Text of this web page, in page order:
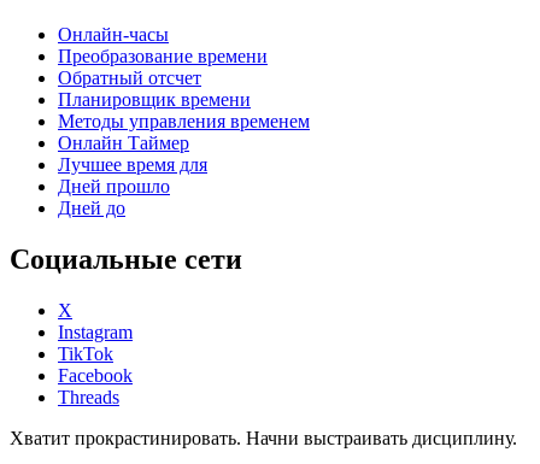
Онлайн-часы
Преобразование времени
Обратный отсчет
Планировщик времени
Методы управления временем
Онлайн Таймер
Лучшее время для
Дней прошло
Дней до
Социальные сети
X
Instagram
TikTok
Facebook
Threads
Хватит прокрастинировать. Начни выстраивать дисциплину.